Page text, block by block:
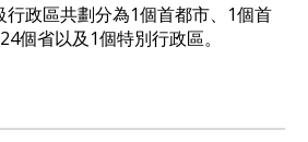
行政區共劃分為1個首都市、1個首
個省以及1個特別行政區。